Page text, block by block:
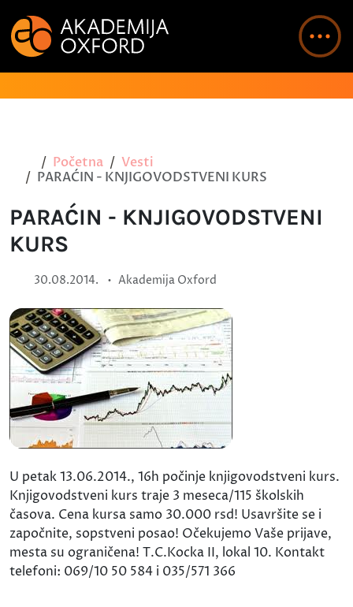
Početna
Vesti
PARAĆIN - KNJIGOVODSTVENI KURS
PARAĆIN - KNJIGOVODSTVENI
KURS
30.08.2014. • Akademija Oxford
U petak 13.06.2014., 16h počinje knjigovodstveni kurs.
Knjigovodstveni kurs traje 3 meseca/115 školskih
časova. Cena kursa samo 30.000 rsd! Usavršite se i
započnite, sopstveni posao! Očekujemo Vaše prijave,
mesta su ograničena! T.C.Kocka II, lokal 10. Kontakt
telefoni: 069/10 50 584 i 035/571 366